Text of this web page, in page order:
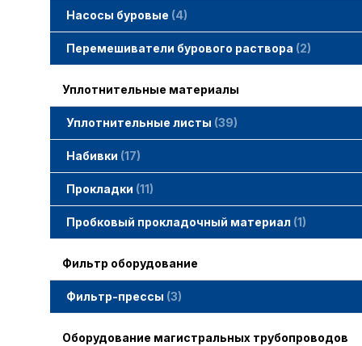
Насосы буровые 4
Перемешиватели бурового раствора 2
Уплотнительные материалы
Уплотнительные листы 39
Набивки 17
Прокладки 11
Пробковый прокладочный материал 1
Фильтр оборудование
Фильтр-прессы 3
Оборудование магистральных трубопроводов